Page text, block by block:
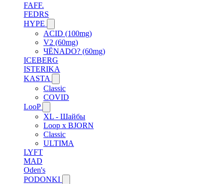
FAFF.
FEDRS
HYPE
ACID (100mg)
V2 (60mg)
ЧЁNADO? (60mg)
ICEBERG
ISTERIKA
KASTA
Classic
COVID
LooP
XL - Шайбы
Loop x BJORN
Classic
ULTIMA
LYFT
MAD
Oden's
PODONKI